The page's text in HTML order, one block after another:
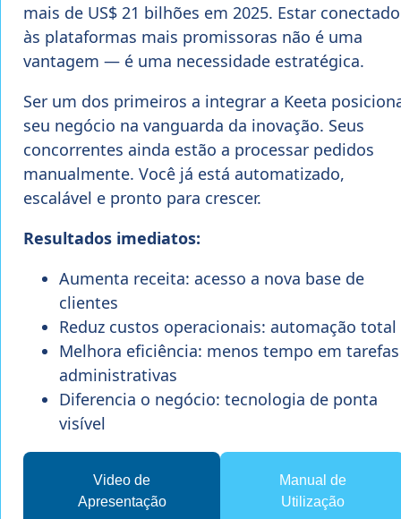
mais de US$ 21 bilhões em 2025. Estar conectado
às plataformas mais promissoras não é uma
vantagem — é uma necessidade estratégica.
Ser um dos primeiros a integrar a Keeta
seu negócio na vanguarda da inovação. Seus
concorrentes ainda estão a processar pedidos
manualmente. Você já está automatizado,
escalável e pronto para crescer.
Resultados imediatos:
Aumenta receita: acesso a nova base de
clientes
Reduz custos operacionais: automação total
Melhora eficiência: menos tempo em tarefas
administrativas
Diferencia o negócio: tecnologia de ponta
visível
Video de
Apresentação
Manual de
Utilização